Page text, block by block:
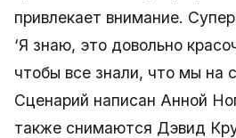
привлекает внимание.
‘Я знаю, это довольно
чтобы все знали, что мы на
Сценарий написан Анной
также снимаются Дэвид